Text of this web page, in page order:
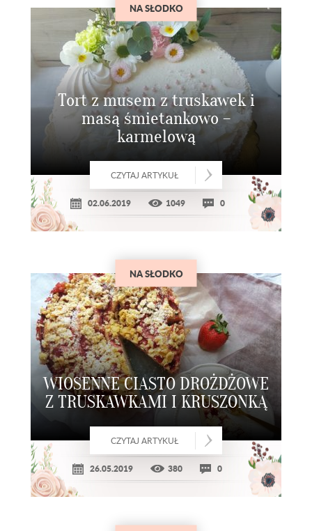
NA SŁODKO
Tort z musem z truskawek i
masą śmietankowo –
karmelową
CZYTAJ ARTYKUŁ
02.06.2019 1049 0
NA SŁODKO
WIOSENNE CIASTO DROŻDŻOWE
Z TRUSKAWKAMI I KRUSZONKĄ
CZYTAJ ARTYKUŁ
26.05.2019 380 0